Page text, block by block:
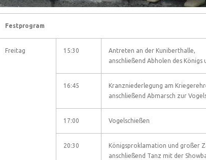
Festprogram
Freitag 15:30
Antreten an der Kuniberthalle,
anschließend Abholen des Königs
16:45
Kranzniederlegung am
anschließend Abmarsch zur
17:00 Vogelschießen
20:30
Königsproklamation und großer
anschließend Tanz mit der